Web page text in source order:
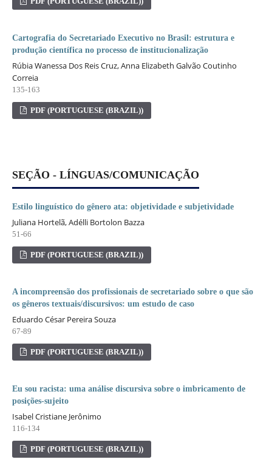
Cartografia do Secretariado Executivo no Brasil: estrutura e
produção científica no processo de institucionalização
Rúbia Wanessa Dos Reis Cruz, Anna Elizabeth Galvão Coutinho
Correia
135-163
PDF (PORTUGUESE (BRAZIL))
SEÇÃO - LÍNGUAS/COMUNICAÇÃO
Estilo linguístico do gênero ata: objetividade e subjetividade
Juliana Hortelã, Adélli Bortolon Bazza
51-66
PDF (PORTUGUESE (BRAZIL))
A incompreensão dos profissionais de secretariado sobre o que são
os gêneros textuais/discursivos: um estudo de caso
Eduardo César Pereira Souza
67-89
PDF (PORTUGUESE (BRAZIL))
Eu sou racista: uma análise discursiva sobre o imbricamento de
posições-sujeito
Isabel Cristiane Jerônimo
116-134
PDF (PORTUGUESE (BRAZIL))